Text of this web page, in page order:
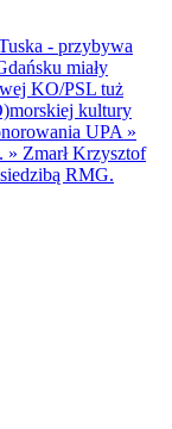
- przybywa
miały
KO/PSL tuż
kultury
UPA »
» Zmarł Krzysztof
RMG.